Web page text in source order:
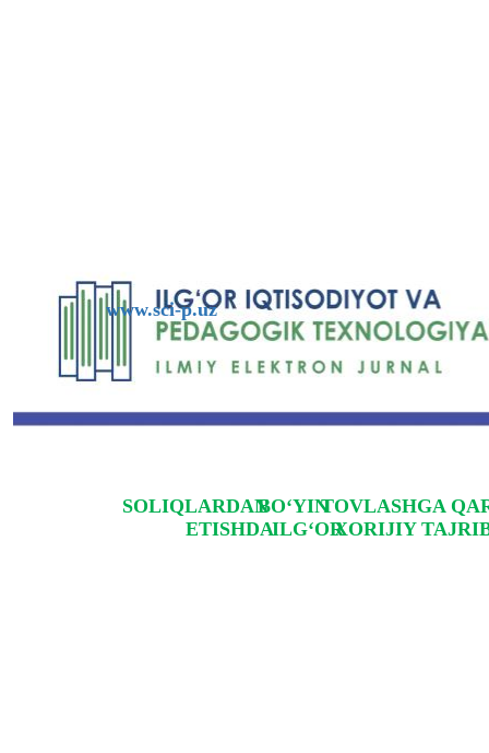
www.sci-p.uz
SOLIQLARDANBOʻYINTOVLASHGA
ETISHDAILGʻORXORIJIY